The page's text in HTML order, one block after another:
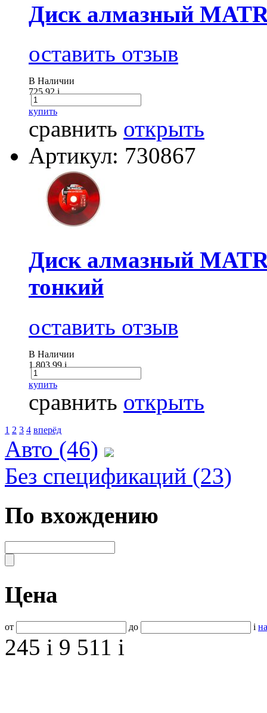
Диск алмазный
оставить отзыв
В Наличии
725.92i
купить
сравнить открыть
Артикул: 730867
Диск алмазный
тонкий
оставить отзыв
В Наличии
1 803.99i
купить
сравнить открыть
1 2 3 4 вперёд
Авто (46)
Без спецификаций (23)
По вхождению
Цена
от до i
245 i 9 511 i